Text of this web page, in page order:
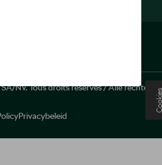
NV. Tous droits réservés / Alle rechten
Privacybeleid